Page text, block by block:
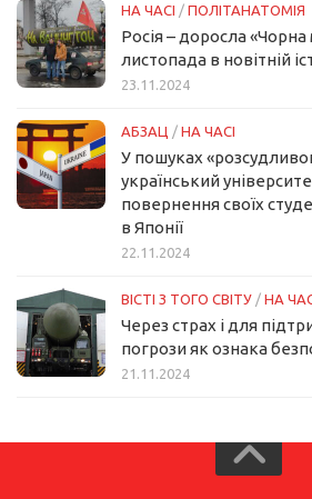
НА ЧАСІ / ПОЛІТАНАТОМІЯ
Росія – доросла «Чорна
листопада в новітній
23.11.2024
АБЗАЦ / НА ЧАСІ
У пошуках
український
повернення своїх
в Японії
22.11.2024
ВІСТІ З ТОГО СВІТУ / НА
Через страх і для
погрози як ознака
21.11.2024